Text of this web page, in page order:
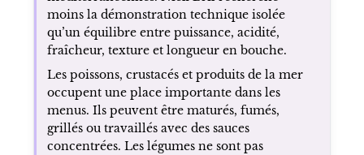
moins la démonstration technique isolée
qu’un équilibre entre puissance, acidité,
fraîcheur, texture et longueur en bouche.
Les poissons, crustacés et produits de la mer
occupent une place importante dans les
menus. Ils peuvent être maturés, fumés,
grillés ou travaillés avec des sauces
concentrées. Les légumes ne sont pas